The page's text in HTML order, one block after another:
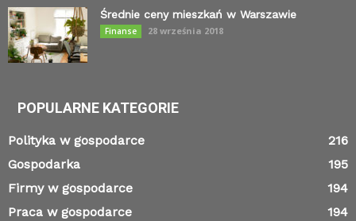
Średnie ceny mieszkań w Warszawie
Finanse 28 września 2018
POPULARNE KATEGORIE
Polityka w gospodarce
216
Gospodarka
195
Firmy w gospodarce
194
Praca w gospodarce
194